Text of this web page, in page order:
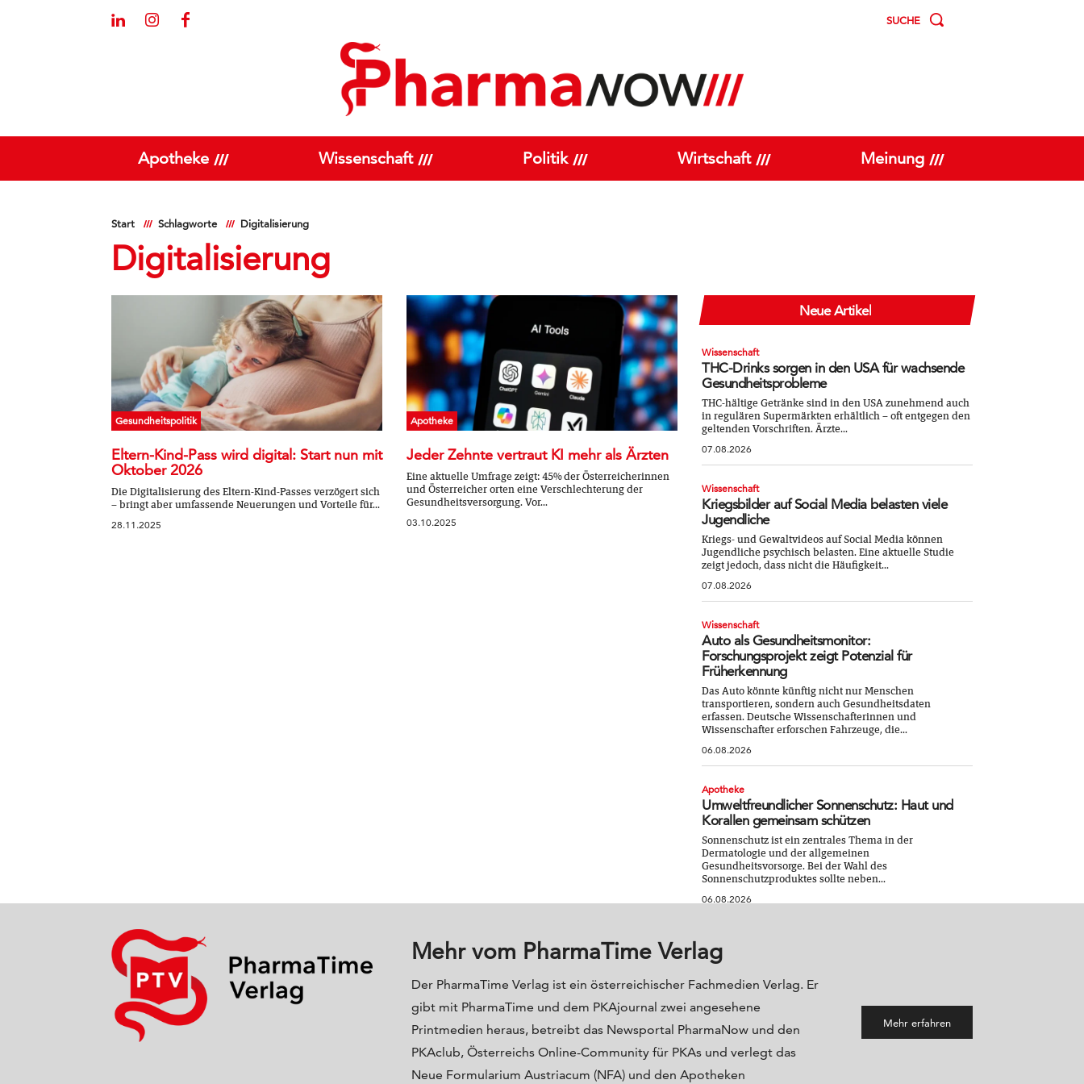
SUCHE
Apotheke Wissenschaft Politik Wirtschaft Meinung
Start Schlagworte Digitalisierung
Digitalisierung
Gesundheitspolitik
Eltern-Kind-Pass wird digital: Start nun mit
Oktober 2026
Die Digitalisierung des Eltern-Kind-Passes verzögert sich
– bringt aber umfassende Neuerungen und Vorteile für...
28.11.2025
Apotheke
Jeder Zehnte vertraut KI mehr als Ärzten
Eine aktuelle Umfrage zeigt: 45% der Österreicherinnen
und Österreicher orten eine Verschlechterung der
Gesundheitsversorgung. Vor...
03.10.2025
Neue Artikel
Wissenschaft
THC-Drinks sorgen in den USA für wachsende
Gesundheitsprobleme
THC-hältige Getränke sind in den USA zunehmend auch
in regulären Supermärkten erhältlich – oft entgegen den
geltenden Vorschriften. Ärzte...
07.08.2026
Wissenschaft
Kriegsbilder auf Social Media belasten viele
Jugendliche
Kriegs- und Gewaltvideos auf Social Media können
Jugendliche psychisch belasten. Eine aktuelle Studie
zeigt jedoch, dass nicht die Häufigkeit...
07.08.2026
Wissenschaft
Auto als Gesundheitsmonitor:
Forschungsprojekt zeigt Potenzial für
Früherkennung
Das Auto könnte künftig nicht nur Menschen
transportieren, sondern auch Gesundheitsdaten
erfassen. Deutsche Wissenschafterinnen und
Wissenschafter erforschen Fahrzeuge, die...
06.08.2026
Apotheke
Umweltfreundlicher Sonnenschutz: Haut und
Korallen gemeinsam schützen
Sonnenschutz ist ein zentrales Thema in der
Dermatologie und der allgemeinen
Gesundheitsvorsorge. Bei der Wahl des
Sonnenschutzproduktes sollte neben...
06.08.2026
Mehr vom PharmaTime Verlag
Der PharmaTime Verlag ist ein österreichischer Fachmedien Verlag. Er
gibt mit PharmaTime und dem PKAjournal zwei angesehene
Printmedien heraus, betreibt das Newsportal PharmaNow und den
PKAclub, Österreichs Online-Community für PKAs und verlegt das
Neue Formularium Austriacum (NFA) und den Apotheken
Mehr erfahren